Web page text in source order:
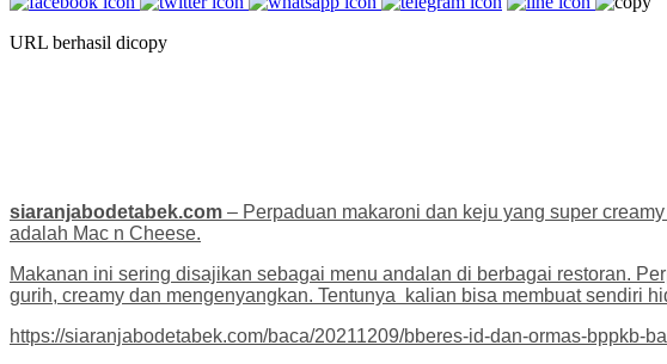
URL berhasil dicopy
siaranjabodetabek.com – Perpaduan makaroni dan keju yang super
adalah Mac n Cheese.
Makanan ini sering disajikan sebagai menu andalan di berbagai restoran.
gurih, creamy dan mengenyangkan. Tentunya kalian bisa membuat sendiri
https://siaranjabodetabek.com/baca/20211209/bberes-id-dan-ormas-bppkb-